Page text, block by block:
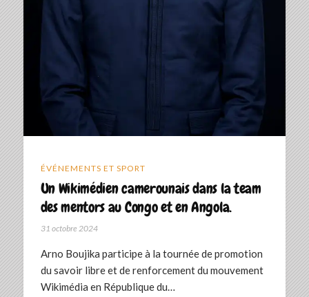
ÉVÉNEMENTS ET SPORT
Un Wikimédien camerounais dans la team
des mentors au Congo et en Angola.
31 octobre 2024
Arno Boujika participe à la tournée de promotion
du savoir libre et de renforcement du mouvement
Wikimédia en République du…